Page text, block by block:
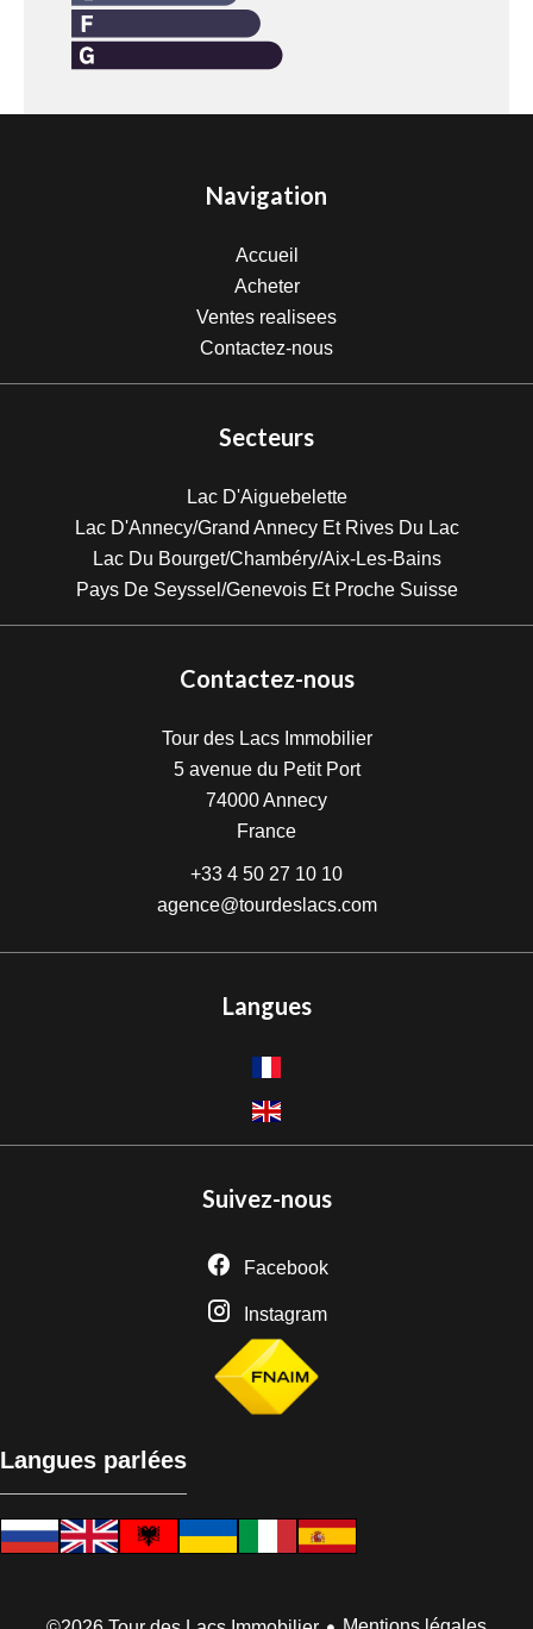
Navigation
Accueil
Acheter
Ventes realisees
Contactez-nous
Secteurs
Lac D'Aiguebelette
Lac D'Annecy/Grand Annecy Et Rives Du Lac
Lac Du Bourget/Chambéry/Aix-Les-Bains
Pays De Seyssel/Genevois Et Proche Suisse
Contactez-nous
Tour des Lacs Immobilier
5 avenue du Petit Port
74000Annecy
France
+33 4 50 27 10 10
agence@tourdeslacs.com
Langues
Suivez-nous
Facebook
Instagram
Langues parlées